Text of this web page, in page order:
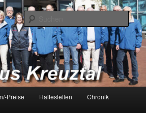
fahren für Bürger
Preise Haltestellen Chronik